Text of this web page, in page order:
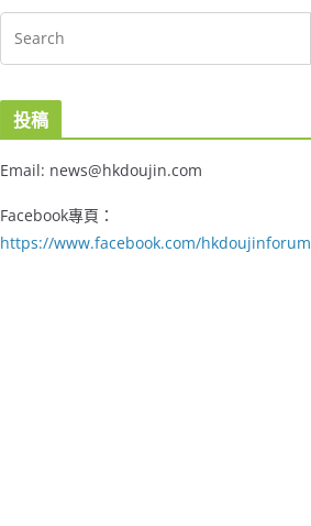
投稿
Email: news@hkdoujin.com
Facebook專頁：
https://www.facebook.com/hkdoujinforum